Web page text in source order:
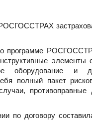
программе
элементы
оборудование и
полный пакет
противоправные
по договору